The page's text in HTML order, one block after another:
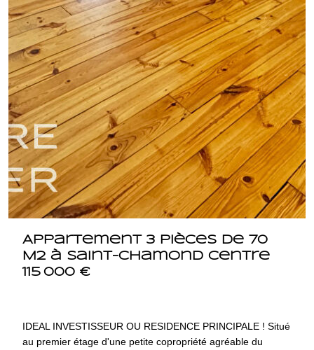
Appartement 3 pièces de 70
M2 à Saint-Chamond centre
115 000 €
IDEAL INVESTISSEUR OU RESIDENCE PRINCIPALE ! Situé
au premier étage d'une petite copropriété agréable du